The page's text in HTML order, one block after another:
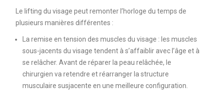
Le lifting du visage peut remonter l’horloge du temps de
plusieurs manières différentes :
La remise en tension des muscles du visage : les muscles
sous-jacents du visage tendent à s’affaiblir avec l’âge et à
se relâcher. Avant de réparer la peau relâchée, le
chirurgien va retendre et réarranger la structure
musculaire susjacente en une meilleure configuration.